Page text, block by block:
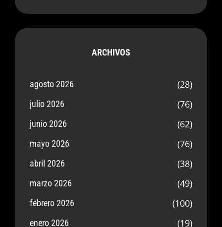
ARCHIVOS
agosto 2026 (28)
julio 2026 (76)
junio 2026 (62)
mayo 2026 (76)
abril 2026 (38)
marzo 2026 (49)
febrero 2026 (100)
enero 2026 (19)